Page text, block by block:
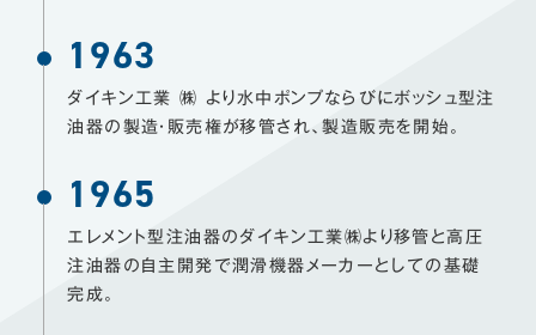
1963
ダイキン工業 ㈱ より水中ポンプならびにボッシュ型注
油器の製造・販売権が移管され、製造販売を開始。
1965
エレメント型注油器のダイキン工業㈱より移管と高圧
注油器の自主開発で潤滑機器メーカーとしての基礎
完成。